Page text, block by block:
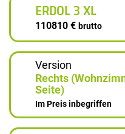
ERDOL 3 XL
110810 € brutto
Version
Rechts
Seite)
Im Preis inbegriffen